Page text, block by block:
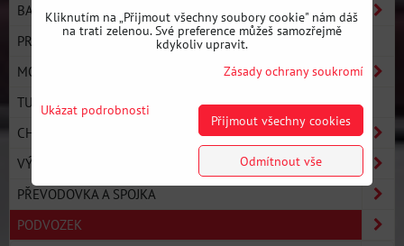
BASIC LINE - ZAČNI DRIFTOVAT
PRO LINE - ULTIMATE PERFORMANCE
MOTOR
TURBO KOMPONENTY
CHLAZENÍ
VÝFUKOVÝ SYSTÉM
PŘEVODOVKA A SPOJKA
PODVOZEK
Kliknutím na „Přijmout všechny soubory cookie" nám dáš
na trati zelenou. Své preference můžeš samozřejmě
kdykoliv upravit.
Zásady ochrany soukromí
Ukázat podrobnosti
Přijmout všechny cookies
Odmítnout vše